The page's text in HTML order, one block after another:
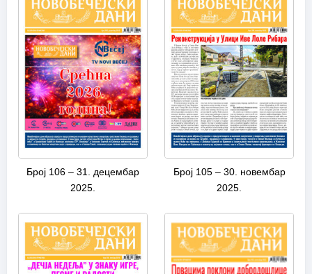
Број 106 – 31. децембар
2025.
Број 105 – 30. новембар
2025.